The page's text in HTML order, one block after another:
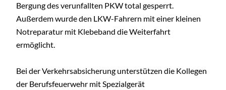
Bergung des verunfallten PKW total gesperrt.
Außerdem wurde den LKW-Fahrern mit einer kleinen
Notreparatur mit Klebeband die Weiterfahrt
ermöglicht.
Bei der Verkehrsabsicherung unterstützen die Kollegen
der Berufsfeuerwehr mit Spezialgerät